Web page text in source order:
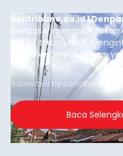
balitribune.co.id I
Denpasar
Rp1,152 triliun untuk
warga kelompok rentan
garis kemiskinan.
guna menjaga masyarakat
kelompok desil 5 dan 6
merosot ke kategori miskin.
Submitted by contributor
Baca